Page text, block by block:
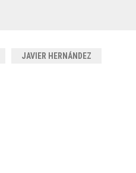
JAVIER HERNÁNDEZ